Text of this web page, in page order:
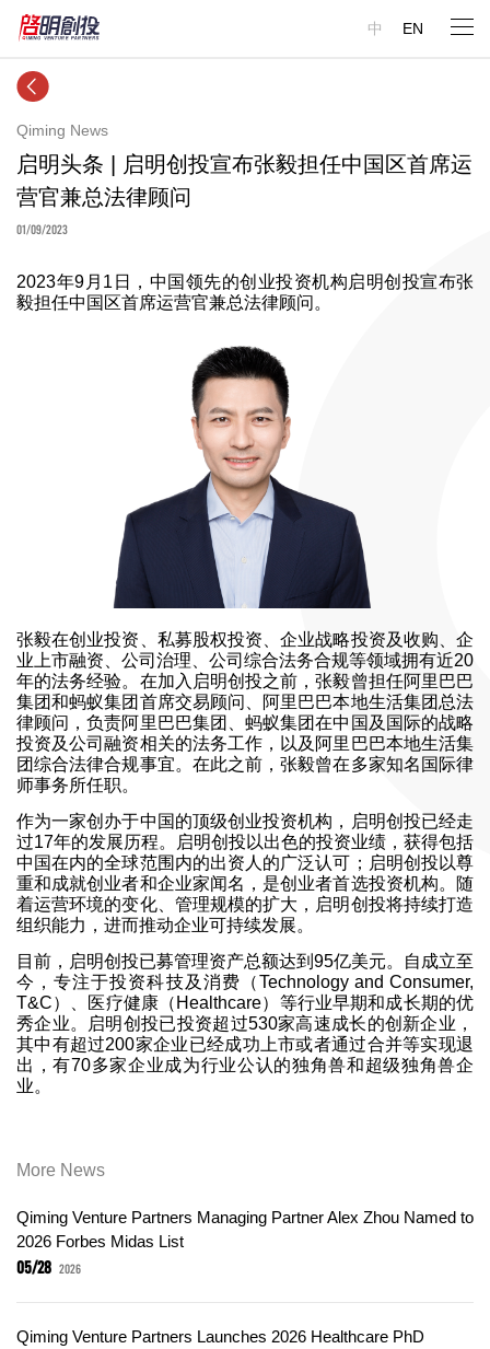
中 EN
Qiming News
启明头条 | 启明创投宣布张毅担任中国区首席运
营官兼总法律顾问
01/09/2023
2023年9月1日，中国领先的创业投资机构启明创投宣布张
毅担任中国区首席运营官兼总法律顾问。
张毅在创业投资、私募股权投资、企业战略投资及收购、企
业上市融资、公司治理、公司综合法务合规等领域拥有近20
年的法务经验。在加入启明创投之前，张毅曾担任阿里巴巴
集团和蚂蚁集团首席交易顾问、阿里巴巴本地生活集团总法
律顾问，负责阿里巴巴集团、蚂蚁集团在中国及国际的战略
投资及公司融资相关的法务工作，以及阿里巴巴本地生活集
团综合法律合规事宜。在此之前，张毅曾在多家知名国际律
师事务所任职。
作为一家创办于中国的顶级创业投资机构，启明创投已经走
过17年的发展历程。启明创投以出色的投资业绩，获得包括
中国在内的全球范围内的出资人的广泛认可；启明创投以尊
重和成就创业者和企业家闻名，是创业者首选投资机构。随
着运营环境的变化、管理规模的扩大，启明创投将持续打造
组织能力，进而推动企业可持续发展。
目前，启明创投已募管理资产总额达到95亿美元。自成立至
今，专注于投资科技及消费（Technology and Consumer,
T&C）、医疗健康（Healthcare）等行业早期和成长期的优
秀企业。启明创投已投资超过530家高速成长的创新企业，
其中有超过200家企业已经成功上市或者通过合并等实现退
出，有70多家企业成为行业公认的独角兽和超级独角兽企
业。
More News
Qiming Venture Partners Managing Partner Alex Zhou Named to
2026 Forbes Midas List
05/28 2026
Qiming Venture Partners Launches 2026 Healthcare PhD